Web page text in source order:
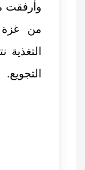
وأرفقت
من غزة
التجويع.